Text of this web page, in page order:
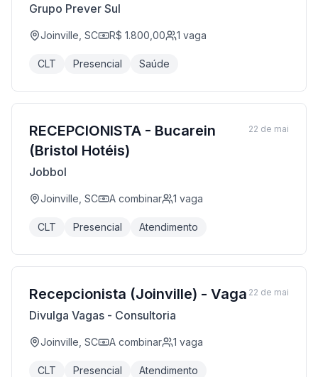
Grupo Prever Sul
Joinville, SC R$ 1.800,00 1 vaga
CLT Presencial Saúde
RECEPCIONISTA - Bucarein
(Bristol Hotéis)
Jobbol
Joinville, SC A combinar 1 vaga
CLT Presencial Atendimento
22 de mai
Recepcionista (Joinville) - Vaga
Divulga Vagas - Consultoria
Joinville, SC A combinar 1 vaga
CLT Presencial Atendimento
22 de mai